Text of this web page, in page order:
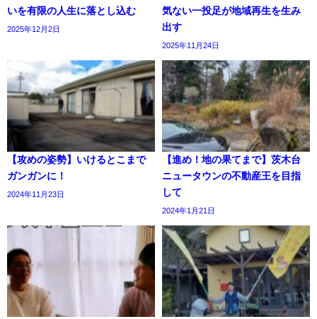
いを有限の人生に落とし込む
2025年12月2日
気ない一投足が地域再生を生み
出す
2025年11月24日
【攻めの姿勢】いけるとこまで
ガンガンに！
2024年11月23日
【進め！地の果てまで】茨木台
ニュータウンの不動産王を目指
して
2024年1月21日